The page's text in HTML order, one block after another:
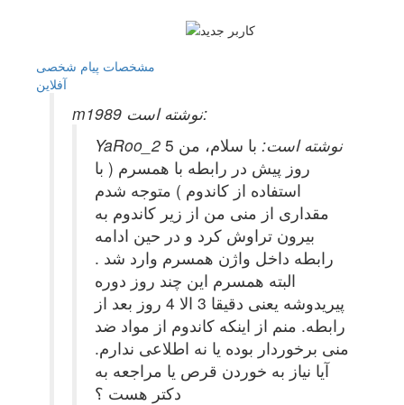
مشخصات پیام شخصی
آفلاين
m1989 نوشته است:
YaRoo_2 نوشته است:
با سلام، من 5
روز پیش در رابطه با همسرم ( با
استفاده از کاندوم ) متوجه شدم
مقداری از منی من از زیر کاندوم به
بیرون تراوش کرد و در حین ادامه
رابطه داخل واژن همسرم وارد شد .
البته همسرم این چند روز دوره
پیریدوشه یعنی دقیقا 3 الا 4 روز بعد از
رابطه. منم از اینکه کاندوم از مواد ضد
منی برخوردار بوده یا نه اطلاعی ندارم.
آیا نیاز به خوردن قرص یا مراجعه به
دکتر هست ؟